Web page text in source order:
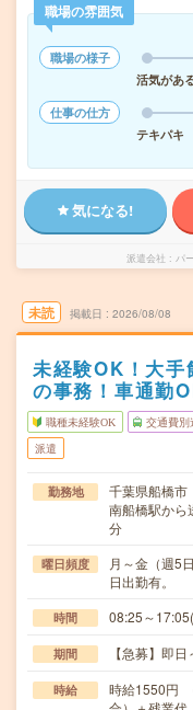
職場の雰囲気
職場の様子
活気があ
仕事の仕方
テキパキ
気になる!
派遣会社 パ
未読 掲載日 2026/08/08
未経験OK！大手
の事務！車通勤
職種未経験OK 交通費別
派遣
勤務地
千葉県船橋市
南船橋駅から
分
曜日頻度
月～金（週5
日出勤有。
時間 08:25～
期間 【急募】即
時給
時給1550円